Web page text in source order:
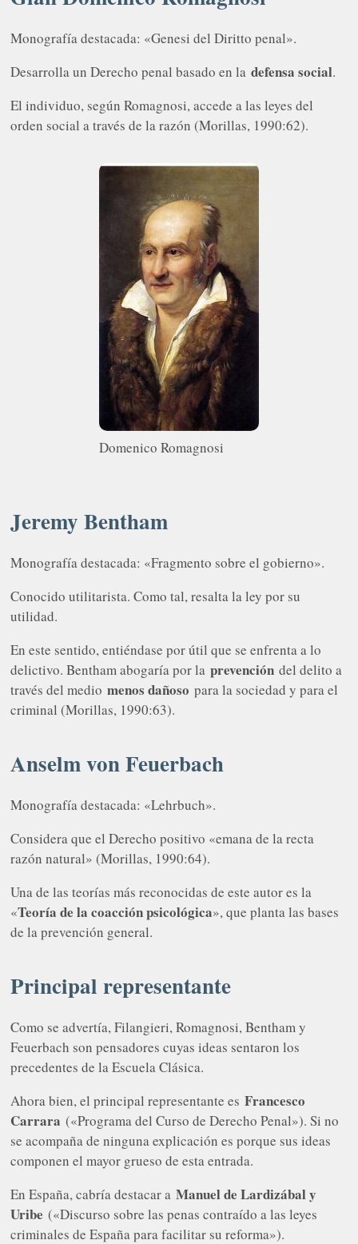
Monografía destacada: «Genesi del Diritto penal».
Desarrolla un Derecho penal basado en ladefensa social.
El individuo, según Romagnosi, accede a las leyes del
orden social a través de la razón (Morillas, 1990:62).
Domenico Romagnosi
Jeremy Bentham
Monografía destacada: «Fragmento sobre el gobierno».
Conocido utilitarista. Como tal, resalta la ley por su
utilidad.
En este sentido, entiéndase por útil que se enfrenta a lo
delictivo. Bentham abogaría por laprevención del delito a
través del mediomenos dañoso para la sociedad y para el
criminal (Morillas, 1990:63).
Anselm von Feuerbach
Monografía destacada: «Lehrbuch».
Considera que el Derecho positivo «emana de la recta
razón natural» (Morillas, 1990:64).
Una de las teorías más reconocidas de este autor es la
«Teoría de la coacción psicológica», que planta las bases
de la prevención general.
Principal representante
Como se advertía, Filangieri, Romagnosi, Bentham y
Feuerbach son pensadores cuyas ideas sentaron los
precedentes de la Escuela Clásica.
Ahora bien, el principal representante esFrancesco
Carrara («Programa del Curso de Derecho Penal»). Si no
se acompaña de ninguna explicación es porque sus ideas
componen el mayor grueso de esta entrada.
En España, cabría destacar aManuel de Lardizábal y
Uribe («Discurso sobre las penas contraído a las leyes
criminales de España para facilitar su reforma»).